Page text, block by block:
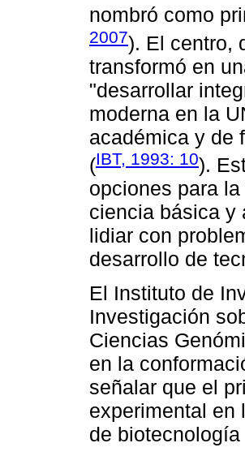
nombró como
2007). El centro,
transformó en
"desarrollar
moderna en la
académica y de
(IBT, 1993: 10).
opciones para
ciencia básica y
lidiar con
desarrollo de
El Instituto de
Investigación
Ciencias
en la
señalar que el
experimental en
de